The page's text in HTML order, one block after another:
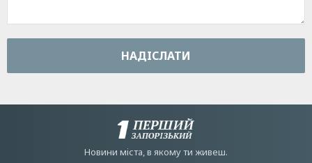
НАДIСЛАТИ
Новини мiста, в якому ти живеш.